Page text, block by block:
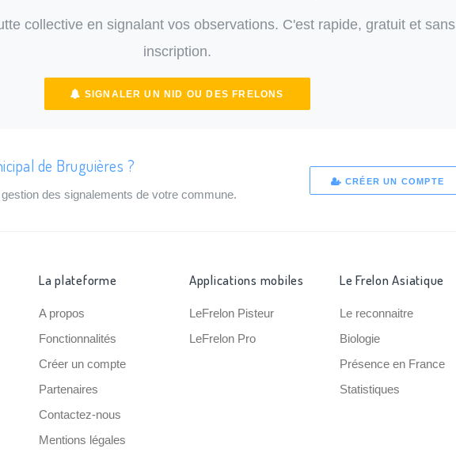
collective en signalant vos observations. C'est rapide, gratuit et sans
inscription.
SIGNALER UN NID OU DES FRELONS
de Bruguières ?
des signalements de votre commune.
CRÉER UN COMPTE
La plateforme
A propos
Fonctionnalités
Créer un compte
Partenaires
Contactez-nous
Mentions légales
Applications mobiles
LeFrelon Pisteur
LeFrelon Pro
Le Frelon Asiatique
Le reconnaitre
Biologie
Présence en France
Statistiques